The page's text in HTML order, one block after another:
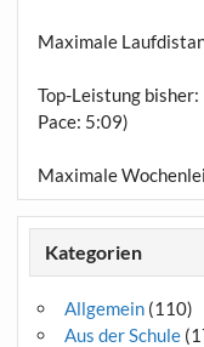
Maximale
Top-Leistung
Pace: 5:09)
Maximale
Kategorien
Allgemein(110)
Aus der Schule